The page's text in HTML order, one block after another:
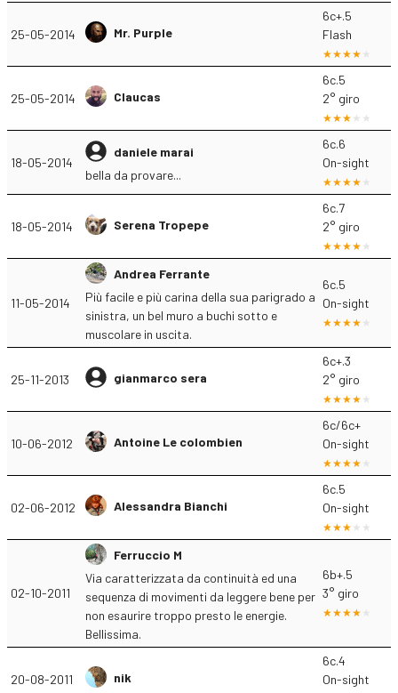
25-05-2014 Mr. Purple
6c+.5
Flash
25-05-2014 Claucas
6c.5
2° giro
18-05-2014
daniele marai
bella da provare...
6c.6
On-sight
18-05-2014 Serena Tropepe
6c.7
2° giro
11-05-2014
Andrea Ferrante
Più facile e più carina della sua parigrado a
sinistra, un bel muro a buchi sotto e
muscolare in uscita.
6c.5
On-sight
25-11-2013 gianmarco sera
6c+.3
2° giro
10-06-2012 Antoine Le colombien
6c/6c+
On-sight
02-06-2012 Alessandra Bianchi
6c.5
On-sight
02-10-2011
Ferruccio M
Via caratterizzata da continuità ed una
sequenza di movimenti da leggere bene per
non esaurire troppo presto le energie.
Bellissima.
6b+.5
3° giro
20-08-2011 nik
6c.4
On-sight